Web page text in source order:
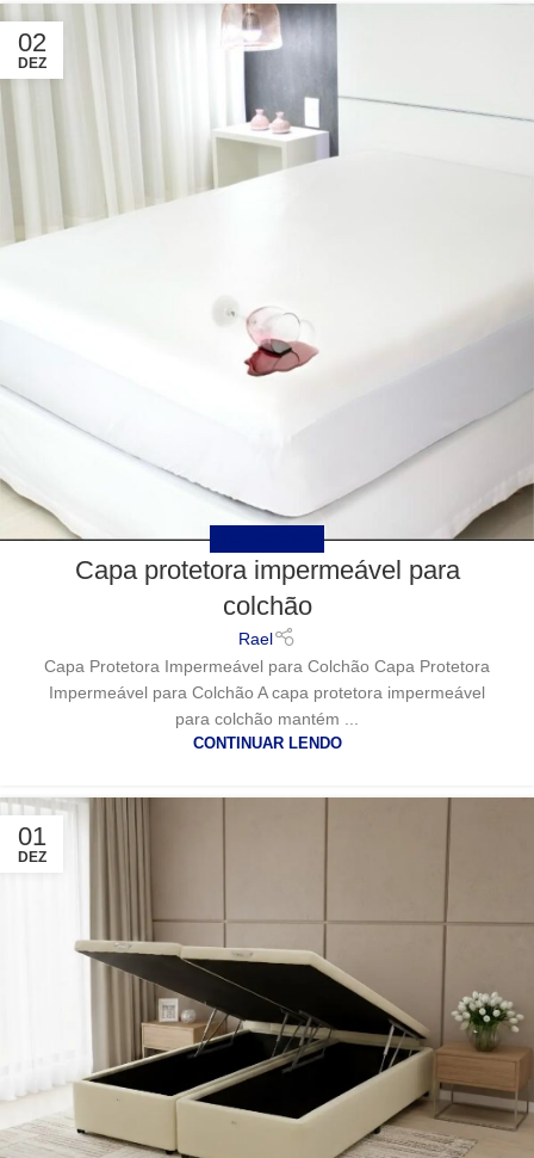
02
DEZ
Capa protetora impermeável para
colchão
Rael
Capa Protetora Impermeável para Colchão Capa Protetora
Impermeável para Colchão A capa protetora impermeável
para colchão mantém ...
CONTINUAR LENDO
01
DEZ